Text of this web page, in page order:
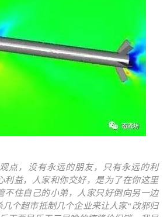
点，没有永远的朋友，只有永远的利
利益，人家和你交好，是为了在你这里
不住自己的小弟，人家只好倒向另一边
个超市抵制几个企业来让人家“改邪归